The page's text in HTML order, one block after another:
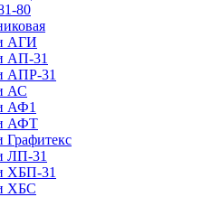
80
АГИ
АП-31
АПР-31
АС
АФ1
АФТ
Графитекс
ЛП-31
ХБП-31
ХБС